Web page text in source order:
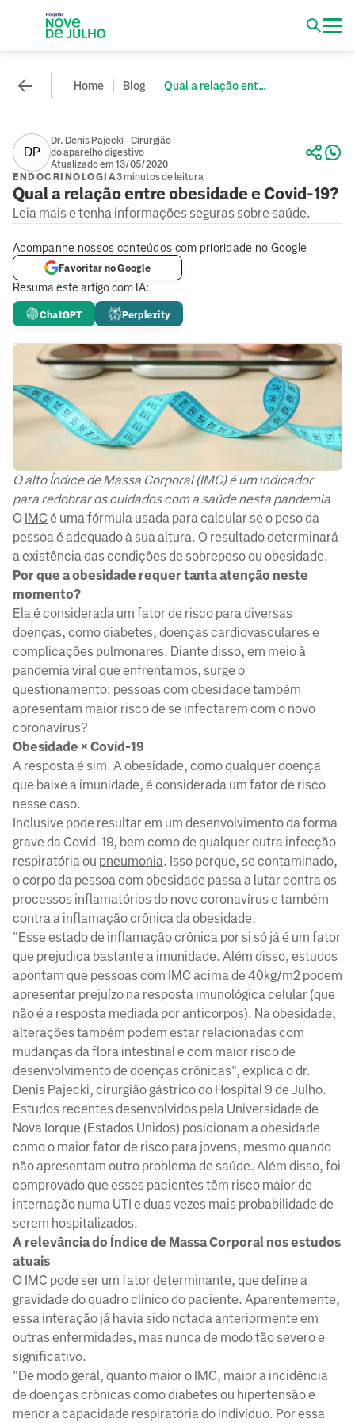
Home Blog Qual a relação ent...
DP
Dr. Denis Pajecki - Cirurgião
do aparelho digestivo
Atualizado em 13/05/2020
ENDOCRINOLOGIA3 minutos de leitura
Qual a relação entre obesidade e Covid-19?
Leia mais e tenha informações seguras sobre saúde.
Resuma este artigo com IA:
ChatGPT Perplexity
Acompanhe nossos conteúdos com prioridade no Google
Favoritar no Google
O alto Índice de Massa Corporal (IMC) é um indicador
para redobrar os cuidados com a saúde nesta pandemia
O IMCé uma fórmula usada para calcular se o peso da
pessoa é adequado à sua altura. O resultado determinará
a existência das condições de sobrepeso ou obesidade.
Por que a obesidade requer tanta atenção neste
momento?
Ela é considerada um fator de risco para diversas
doenças, comodiabetes, doenças cardiovasculares e
complicações pulmonares. Diante disso, em meio à
pandemia viral que enfrentamos, surge o
questionamento: pessoas com obesidade também
apresentam maior risco de se infectarem com o novo
coronavírus?
Obesidade × Covid-19
A resposta é sim. A obesidade, como qualquer doença
que baixe a imunidade, é considerada um fator de risco
nesse caso.
Inclusive pode resultar em um desenvolvimento da forma
grave da Covid-19, bem como de qualquer outra infecção
respiratória ou pneumonia. Isso porque, se contaminado,
o corpo da pessoa com obesidade passa a lutar contra os
processos inflamatórios do novo coronavírus e também
contra a inflamação crônica da obesidade.
"Esse estado de inflamação crônica por si só já é um fator
que prejudica bastante a imunidade. Além disso, estudos
apontam que pessoas com IMC acima de 40kg/m2 podem
apresentar prejuízo na resposta imunológica celular (que
não é a resposta mediada por anticorpos). Na obesidade,
alterações também podem estar relacionadas com
mudanças da flora intestinal e com maior risco de
desenvolvimento de doenças crônicas", explica o dr.
Denis Pajecki, cirurgião gástrico do Hospital 9 de Julho.
Estudos recentes desenvolvidos pela Universidade de
Nova Iorque (Estados Unidos) posicionam a obesidade
como o maior fator de risco para jovens, mesmo quando
não apresentam outro problema de saúde. Além disso, foi
comprovado que esses pacientes têm risco maior de
internação numa UTI e duas vezes mais probabilidade de
serem hospitalizados.
A relevância do Índice de Massa Corporal nos estudos
atuais
O IMC pode ser um fator determinante, que define a
gravidade do quadro clínico do paciente. Aparentemente,
essa interação já havia sido notada anteriormente em
outras enfermidades, mas nunca de modo tão severo e
significativo.
"De modo geral, quanto maior o IMC, maior a incidência
de doenças crônicas como diabetes ou hipertensão e
menor a capacidade respiratória do indivíduo. Por essa